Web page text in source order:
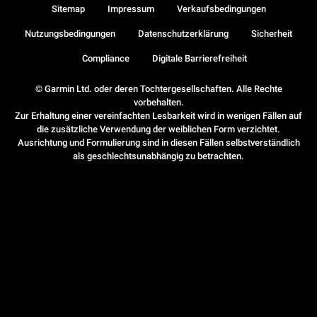
© Garmin Ltd. oder deren Tochtergesellschaften. Alle Rechte
vorbehalten.
Zur Erhaltung einer vereinfachten Lesbarkeit wird in wenigen Fällen auf
die zusätzliche Verwendung der weiblichen Form verzichtet.
Ausrichtung und Formulierung sind in diesen Fällen selbstverständlich
als geschlechtsunabhängig zu betrachten.
Sitemap Impressum Verkaufsbedingungen
Nutzungsbedingungen Datenschutzerklärung Sicherheit
Compliance Digitale Barrierefreiheit